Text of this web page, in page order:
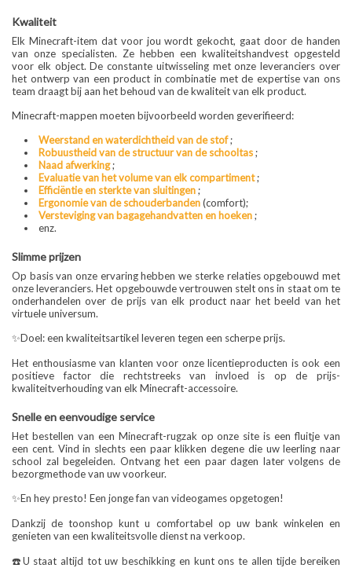
Kwaliteit
Elk Minecraft-item dat voor jou wordt gekocht, gaat door de handen
van onze specialisten. Ze hebben een kwaliteitshandvest opgesteld
voor elk object. De constante uitwisseling met onze leveranciers over
het ontwerp van een product in combinatie met de expertise van ons
team draagt bij aan het behoud van de kwaliteit van elk product.
Minecraft-mappen moeten bijvoorbeeld worden geverifieerd:
Weerstand en waterdichtheid van de stof;
Robuustheid van de structuur van de schooltas;
Naad afwerking;
Evaluatie van het volume van elk compartiment;
Efficiëntie en sterkte van sluitingen;
Ergonomie van de schouderbanden(comfort);
Versteviging van bagagehandvatten en hoeken;
enz.
Slimme prijzen
Op basis van onze ervaring hebben we sterke relaties opgebouwd met
onze leveranciers. Het opgebouwde vertrouwen stelt ons in staat om te
onderhandelen over de prijs van elk product naar het beeld van het
virtuele universum.
✨Doel: een kwaliteitsartikel leveren tegen een scherpe prijs.
Het enthousiasme van klanten voor onze licentieproducten is ook een
positieve factor die rechtstreeks van invloed is op de prijs-
kwaliteitverhouding van elk Minecraft-accessoire.
Snelle en eenvoudige service
Het bestellen van een Minecraft-rugzak op onze site is een fluitje van
een cent. Vind in slechts een paar klikken degene die uw leerling naar
school zal begeleiden. Ontvang het een paar dagen later volgens de
bezorgmethode van uw voorkeur.
✨En hey presto! Een jonge fan van videogames opgetogen!
Dankzij de toonshop kunt u comfortabel op uw bank winkelen en
genieten van een kwaliteitsvolle dienst na verkoop.
☎️U staat altijd tot uw beschikking en kunt ons te allen tijde bereiken